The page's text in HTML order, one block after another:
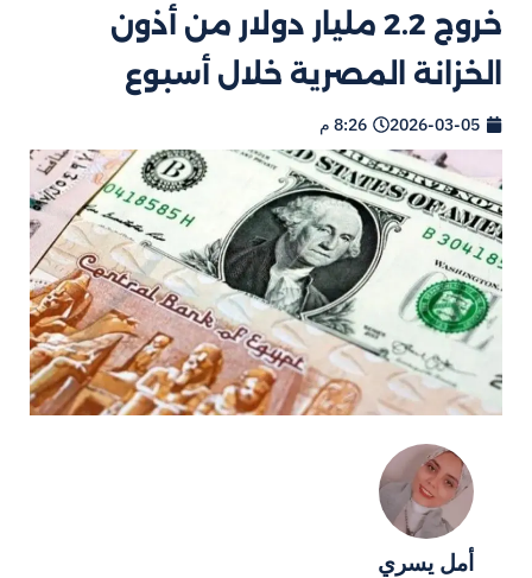
خروج 2.2 مليار دولار من أذون
الخزانة المصرية خلال أسبوع
2026-03-05 8:26 م
أمل يسري